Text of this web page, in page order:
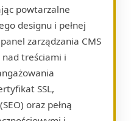
powtarzalne
designu i pełnej
zarządzania CMS
nad treściami i
SSL,
oraz pełną